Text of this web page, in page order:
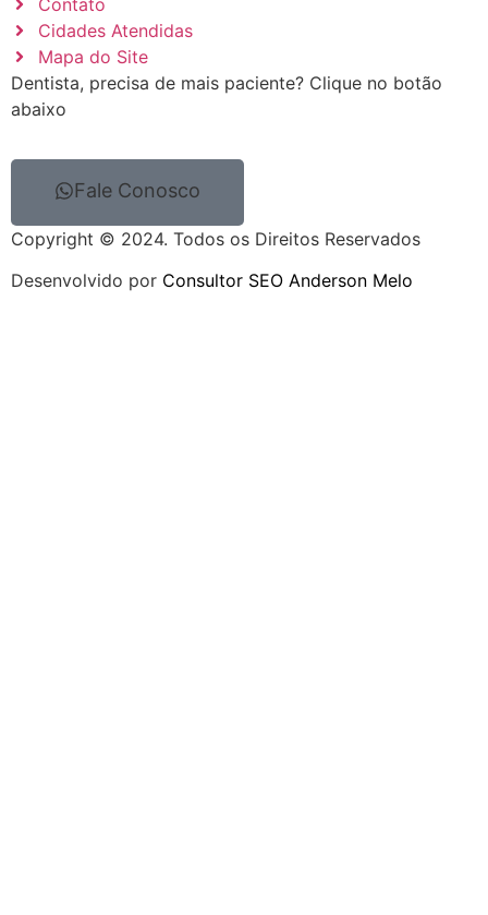
Cidades Atendidas
Mapa do Site
Dentista, precisa de mais paciente? Clique no botão
abaixo
Fale Conosco
Desenvolvido por Consultor SEO Anderson Melo
Copyright © 2024. Todos os Direitos Reservados